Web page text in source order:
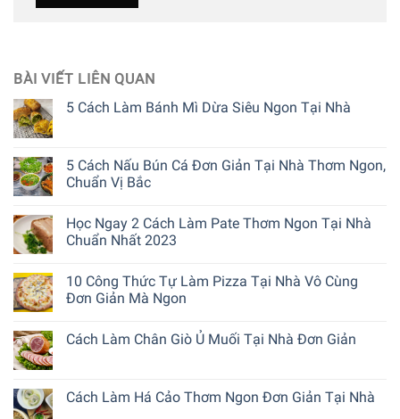
BÀI VIẾT LIÊN QUAN
5 Cách Làm Bánh Mì Dừa Siêu Ngon Tại Nhà
5 Cách Nấu Bún Cá Đơn Giản Tại Nhà Thơm Ngon,
Chuẩn Vị Bắc
Học Ngay 2 Cách Làm Pate Thơm Ngon Tại Nhà
Chuẩn Nhất 2023
10 Công Thức Tự Làm Pizza Tại Nhà Vô Cùng
Đơn Giản Mà Ngon
Cách Làm Chân Giò Ủ Muối Tại Nhà Đơn Giản
Cách Làm Há Cảo Thơm Ngon Đơn Giản Tại Nhà